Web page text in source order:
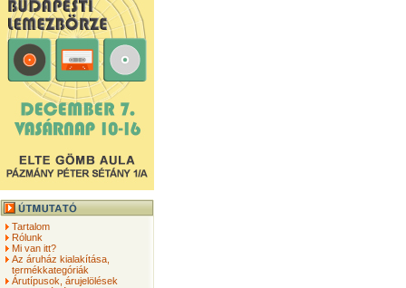
Tartalom
Rólunk
Mi van itt?
Az áruház kialakítása,
termékkategóriák
Árutípusok, árujelölések